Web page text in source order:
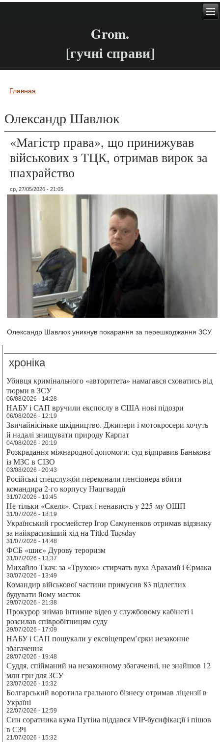
Grom.
[гучні справи]
Вы здесь
Главная
Олександр Шавлюк
«Магістр права», що принижував
військових з ТЦК, отримав вирок за
шахрайство
ср, 27/05/2026 - 21:05
Олександр Шавлюк уникнув покарання за перешкоджання ЗСУ.
хроніка
Убивця кримінального «авторитета» намагався сховатись від
тюрми в ЗСУ
06/08/2026 - 14:28
НАБУ і САП вручили експослу в США нові підозри
06/08/2026 - 12:19
Звичайнісіньке шкідництво. Джипери і мотокросери хочуть
й надалі знищувати природу Карпат
04/08/2026 - 20:19
Розкрадання міжнародної допомоги: суд відправив Банькова
із МЗС в СІЗО
03/08/2026 - 20:43
Російські спецслужби переконали пенсіонера вбити
командира 2-го корпусу Нацгвардії
31/07/2026 - 19:45
Не тільки «Скеля». Страх і ненависть у 225-му ОШП
31/07/2026 - 18:19
Український гросмейстер Ігор Самуненков отримав відзнаку
за найкрасивіший хід на Titled Tuesday
31/07/2026 - 14:48
ФСБ «шиє» Дурову тероризм
31/07/2026 - 13:37
Михайло Ткач: за «Трухою» стирчать вуха Арахамії і Єрмака
30/07/2026 - 13:49
Командир військової частини примусив 83 підлеглих
будувати йому маєток
29/07/2026 - 21:38
Прокурор знімав інтимне відео у службовому кабінеті і
розсилав співробітницям суду
29/07/2026 - 17:09
НАБУ і САП пошукали у ексвіцепрем’єрки незаконне
збагачення
28/07/2026 - 19:48
Суддя, спійманий на незаконному збагаченні, не знайшов 12
млн грн для ЗСУ
23/07/2026 - 15:32
Болгарський воротила грального бізнесу отримав ліцензії в
Україні
22/07/2026 - 12:59
Син соратника кума Путіна піддався VIP-бусифікації і пішов
в СЗЧ
21/07/2026 - 15:32